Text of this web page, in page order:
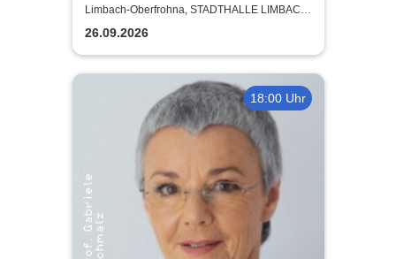
Fünf Vor Zwölf - Stadthalle
Limbach-Oberfrohna
Limbach-Oberfrohna, STADTHALLE LIMBACH-
OBERFROHNA
26.09.2026
18:00 Uhr